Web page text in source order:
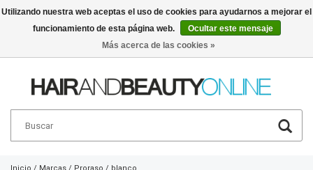
Español €
Utilizando nuestra web aceptas el uso de cookies para ayudarnos a mejorar el
funcionamiento de esta página web.
Ocultar este mensaje
Más acerca de las cookies »